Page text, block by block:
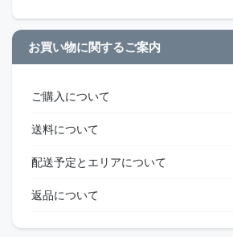
お買い物に関するご案内
ご購入について
送料について
配送予定とエリアについて
返品について